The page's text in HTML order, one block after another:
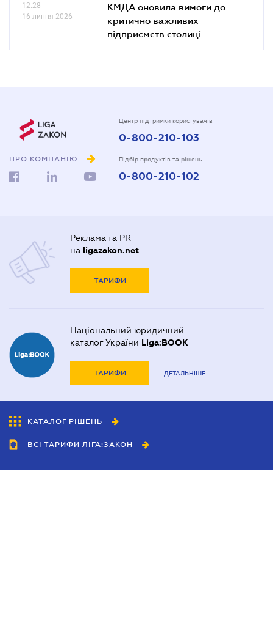
12.28
16 липня 2026
КМДА оновила вимоги до
критично важливих
підприємств столиці
ПРО КОМПАНІЮ
Центр підтримки користувачів
0-800-210-103
Підбір продуктів та рішень
0-800-210-102
Реклама та PR
на ligazakon.net
ТАРИФИ
Національний юридичний
каталог України Liga:BOOK
ТАРИФИ ДЕТАЛЬНІШЕ
КАТАЛОГ РІШЕНЬ
ВСІ ТАРИФИ ЛІГА:ЗАКОН